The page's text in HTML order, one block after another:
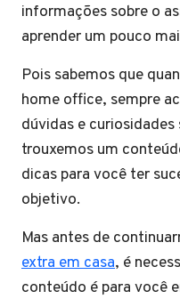
informações sobre o
aprender um
Pois sabemos que
home office, sempre
dúvidas e
trouxemos um
dicas para você ter
objetivo.
Mas antes de
extra em casa, é
conteúdo é para você